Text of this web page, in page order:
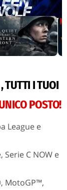
TUTTI I TUOI
POSTO!
League e
Serie C NOW e
MotoGP™,